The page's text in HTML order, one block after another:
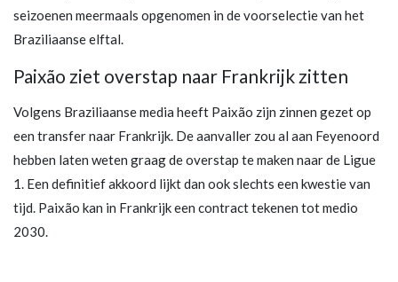
seizoenen meermaals opgenomen in de voorselectie van het
Braziliaanse elftal.
Paixão ziet overstap naar Frankrijk zitten
Volgens Braziliaanse media heeft Paixão zijn zinnen gezet op
een transfer naar Frankrijk. De aanvaller zou al aan Feyenoord
hebben laten weten graag de overstap te maken naar de Ligue
1. Een definitief akkoord lijkt dan ook slechts een kwestie van
tijd. Paixão kan in Frankrijk een contract tekenen tot medio
2030.